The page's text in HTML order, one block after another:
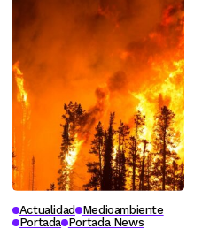
Actualidad
Medioambiente
Portada Portada News